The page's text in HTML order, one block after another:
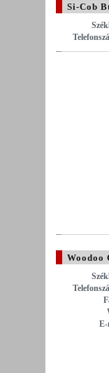
Si-Cob
Woodoo
E-